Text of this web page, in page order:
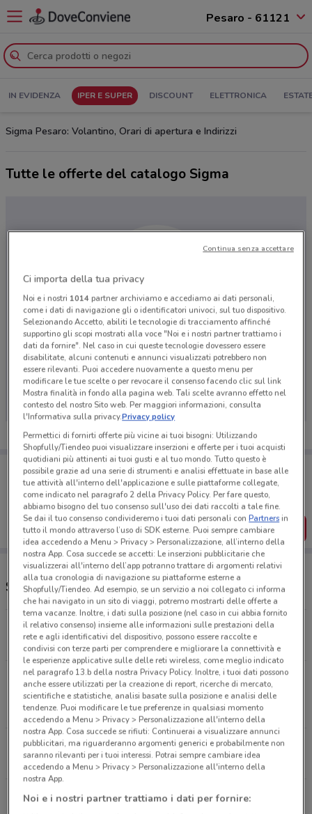
Pesaro - 61121
IN EVIDENZA IPER E SUPER DISCOUNT ELETTRONICA
Sigma Pesaro: Volantino, Orari di apertura e Indirizzi
Tutte le offerte del catalogo Sigma
Ci dispiace, al momento non abbiamo pubblicato
volantini nella tua zona. Riprova più tardi.
Porta DoveConviene sempre con te!
Puoi trovare le migliori offerte dei negozi vicino a te,
salvarle e creare la tua lista del risparmio, comodamente
dal tuo cellulare.
SCARICA L’APP
Supermercati e orari Sigma
Via Borgo S. Lucia, 37/41 Candelara
9.1 km
CHIUSO
Via Prov.Le Feltresca, 39 - Fraz. Borgo Massano
Montecalvo In Foglia
19.4 km
Piazza Roma 3 Isola Del Piano
22.1 km
Via Roma, 202 Isola Del Liri
Ci importa della tua privacy
Noi e i nostri 1014partner archiviamo e accediamo ai dati personali,
come i dati di navigazione gli o identificatori univoci, sul tuo dispositivo.
Selezionando Accetto, abiliti le tecnologie di tracciamento affinché
supportino gli scopi mostrati alla voce "Noi e i nostri partner trattiamo i
dati da fornire". Nel caso in cui queste tecnologie dovessero essere
disabilitate, alcuni contenuti e annunci visualizzati potrebbero non
essere rilevanti. Puoi accedere nuovamente a questo menu per
modificare le tue scelte o per revocare il consenso facendo clic sul link
Mostra finalità in fondo alla pagina web. Tali scelte avranno effetto nel
contesto del nostro Sito web. Per maggiori informazioni, consulta
l'Informativa sulla privacy.Privacy policy
Permettici di fornirti offerte più vicine ai tuoi bisogni: Utilizzando
Shopfully/Tiendeo puoi visualizzare inserzioni e offerte per i tuoi acquisti
quotidiani più attinenti ai tuoi gusti e al tuo mondo. Tutto questo è
possibile grazie ad una serie di strumenti e analisi effettuate in base alle
tue attività all'interno dell'applicazione e sulle piattaforme collegate,
come indicato nel paragrafo 2 della Privacy Policy. Per fare questo,
abbiamo bisogno del tuo consenso sull'uso dei dati raccolti a tale fine.
Se dai il tuo consenso condivideremo i tuoi dati personali conPartnersin
tutto il mondo attraverso l’uso di SDK esterne. Puoi sempre cambiare
idea accedendo a Menu > Privacy > Personalizzazione, all’interno della
nostra App. Cosa succede se accetti: Le inserzioni pubblicitarie che
visualizzerai all'interno dell’app potranno trattare di argomenti relativi
alla tua cronologia di navigazione su piattaforme esterne a
Shopfully/Tiendeo. Ad esempio, se un servizio a noi collegato ci informa
che hai navigato in un sito di viaggi, potremo mostrarti delle offerte a
tema vacanze. Inoltre, i dati sulla posizione (nel caso in cui abbia fornito
il relativo consenso) insieme alle informazioni sulle prestazioni della
rete e agli identificativi del dispositivo, possono essere raccolte e
condivisi con terze parti per comprendere e migliorare la connettività e
le esperienze applicative sulle delle reti wireless, come meglio indicato
nel paragrafo 13.b della nostra Privacy Policy. Inoltre, i tuoi dati possono
anche essere utilizzati per la creazione di report, ricerche di mercato,
scientifiche e statistiche, analisi basate sulla posizione e analisi delle
tendenze. Puoi modificare le tue preferenze in qualsiasi momento
accedendo a Menu > Privacy > Personalizzazione all'interno della
nostra App. Cosa succede se rifiuti: Continuerai a visualizzare annunci
pubblicitari, ma riguarderanno argomenti generici e probabilmente non
saranno rilevanti per i tuoi interessi. Potrai sempre cambiare idea
accedendo a Menu > Privacy > Personalizzazione all'interno della
nostra App.
Noi e i nostri partner trattiamo i dati per fornire:
Continua senza accettare